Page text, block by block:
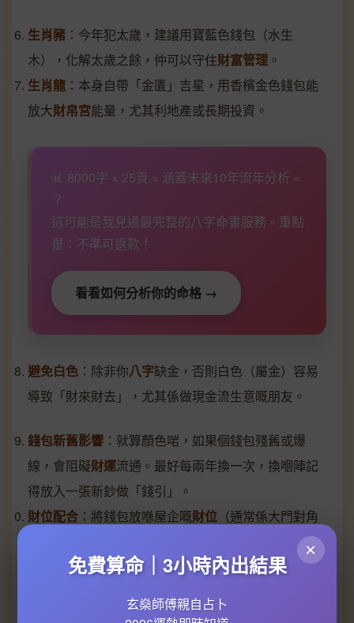
生肖豬 ：今年犯太歲，建議用寶藍色錢包（水生
木），化解太歲之餘，仲可以守住財富管理 。
生肖龍 ：本身自帶「金匱」吉星，用香檳金色錢包能
放大財帛宮能量，尤其利地產或長期投資。
📊 8000字 × 25頁 × 涵蓋未來10年流年分析 =
？
這可能是我見過最完整的八字命書服務。重點
是：不準可退款！
看看如何分析你的命格 →
避免白色 ：除非你八字缺金，否則白色（屬金）容易
導致「財來財去」，尤其係做現金流生意嘅朋友。
錢包新舊影響 ：就算顏色啱，如果個錢包殘舊或爆
線，會阻礙財運流通。最好每兩年換一次，換嗰陣記
得放入一張新鈔做「錢引」。
財位配合 ：將錢包放喺屋企嘅財位 （通常係大門對角
線位置），顏色選擇可以同方位配合。例如東南方屬
木，放綠色錢包效果加倍！
有位做保險嘅客人，本身生肖鼠，2024年業績平平。
×
免費算命｜3小時內出結果
玄燊師傅親自占卜